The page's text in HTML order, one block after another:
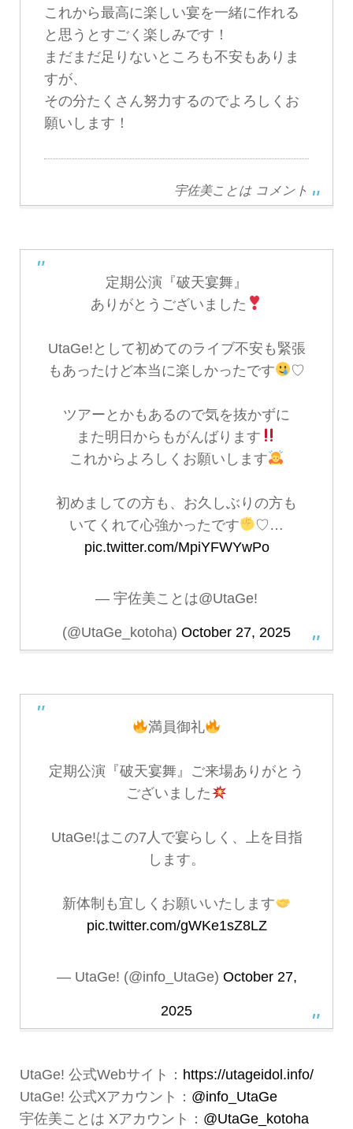
これから最高に楽しい宴を一緒に作れる
と思うとすごく楽しみです！
まだまだ足りないところも不安もありま
すが、
その分たくさん努力するのでよろしくお
願いします！
宇佐美ことは コメント
定期公演『破天宴舞』
ありがとうございました
UtaGe!として初めてのライブ不安も緊張
もあったけど本当に楽しかったです
♡
ツアーとかもあるので気を抜かずに
また明日からもがんばります
これからよろしくお願いします
初めましての方も、お久しぶりの方も
いてくれて心強かったです
♡…
pic.twitter.com/MpiYFWYwPo
— 宇佐美ことは@UtaGe!
(@UtaGe_kotoha) October 27, 2025
満員御礼
定期公演『破天宴舞』ご来場ありがとう
ございました
UtaGe!はこの7人で宴らしく、上を目指
します。
新体制も宜しくお願いいたします
pic.twitter.com/gWKe1sZ8LZ
— UtaGe! (@info_UtaGe) October 27,
2025
UtaGe! 公式Webサイト： https://utageidol.info/
UtaGe! 公式Xアカウント： @info_UtaGe
宇佐美ことは Xアカウント： @UtaGe_kotoha